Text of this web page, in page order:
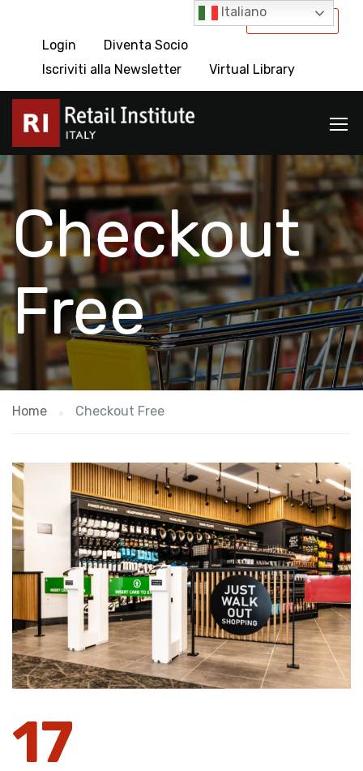
International
Login
Diventa Socio
Iscriviti alla Newsletter
Virtual Library
Checkout
Free
Home Checkout Free
17
Italiano